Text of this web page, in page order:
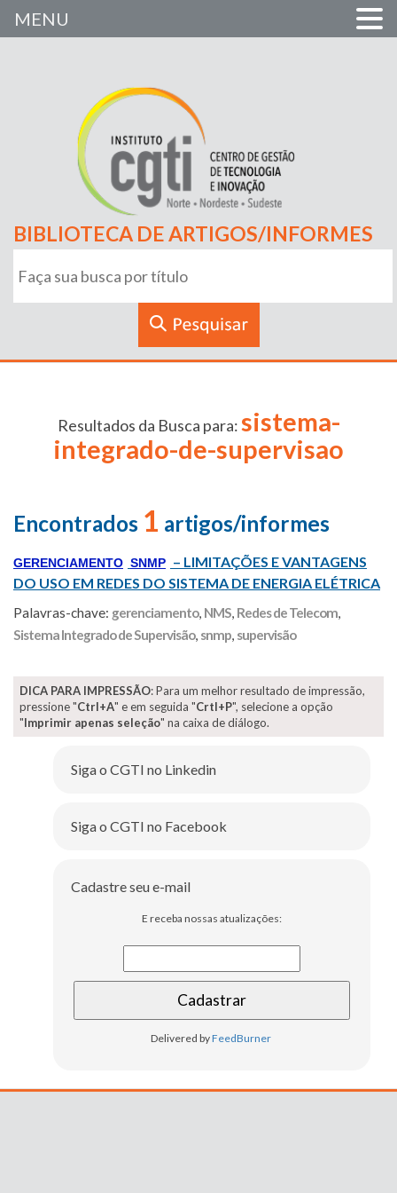
BIBLIOTECA DE ARTIGOS/INFORMES
Resultados da Busca para:sistema-
integrado-de-supervisao
Encontrados 1 artigos/informes
GERENCIAMENTO SNMP – LIMITAÇÕES E VANTAGENS
DO USO EM REDES DO SISTEMA DE ENERGIA ELÉTRICA
Palavras-chave: gerenciamento, NMS, Redes de Telecom,
Sistema Integrado de Supervisão, snmp, supervisão
DICA PARA IMPRESSÃO: Para um melhor resultado de impressão,
pressione "Ctrl+A" e em seguida "Crtl+P", selecione a opção
"Imprimir apenas seleção" na caixa de diálogo.
Siga o CGTI no Linkedin
Siga o CGTI no Facebook
Cadastre seu e-mail
E receba nossas atualizações:
Delivered byFeedBurner
MENU